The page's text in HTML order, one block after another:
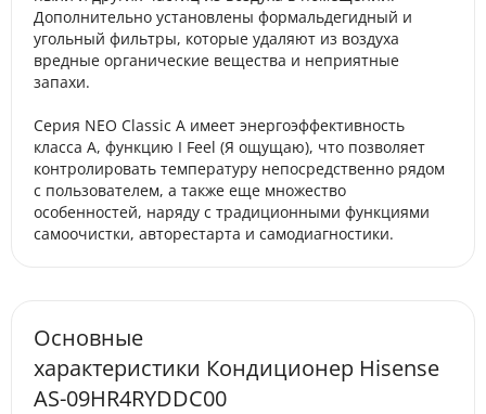
Дополнительно установлены формальдегидный и
угольный фильтры, которые удаляют из воздуха
вредные органические вещества и неприятные
запахи.
Серия NEO Classic A имеет энергоэффективность
класса А, функцию I Feel (Я ощущаю), что позволяет
контролировать температуру непосредственно рядом
с пользователем, а также еще множество
особенностей, наряду с традиционными функциями
самоочистки, авторестарта и самодиагностики.
Основные
характеристики Кондиционер Hisense
AS-09HR4RYDDC00